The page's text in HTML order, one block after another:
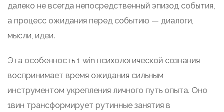
далеко не всегда непосредственный эпизод события,
а процесс ожидания перед событию — диалоги,
мысли, идеи.
Эта особенность 1 win психологической сознания
воспринимает время ожидания сильным
инструментом укрепления личного путь опыта. Оно
1вин трансформирует рутинные занятия в